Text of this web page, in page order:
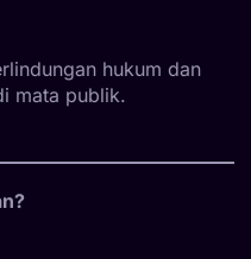
hukum dan
mata publik.